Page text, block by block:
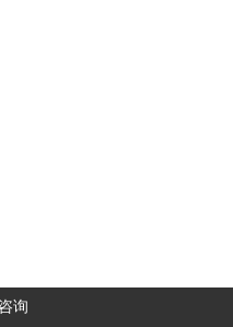
询